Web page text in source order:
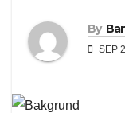
By
SEP